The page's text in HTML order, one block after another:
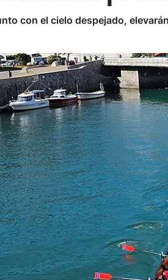
con el cielo despejado,